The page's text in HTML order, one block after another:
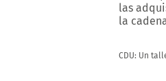
las
la
CDU: Un